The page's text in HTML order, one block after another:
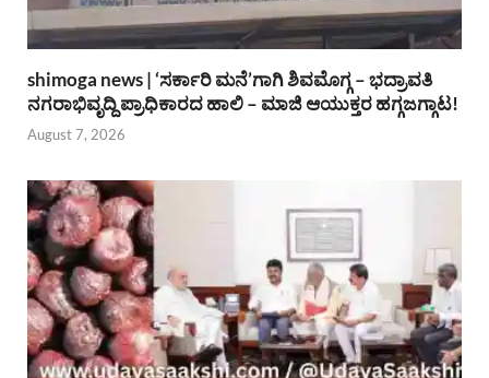
shimoga news | ‘ಸರ್ಕಾರಿ ಮನೆ’ಗಾಗಿ ಶಿವಮೊಗ್ಗ – ಭದ್ರಾವತಿ
ನಗರಾಭಿವೃದ್ದಿ ಪ್ರಾಧಿಕಾರದ ಹಾಲಿ – ಮಾಜಿ ಆಯುಕ್ತರ ಹಗ್ಗಜಗ್ಗಾಟ!
August 7, 2026